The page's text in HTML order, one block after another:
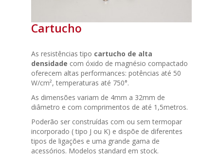
Cartucho
As resistências tipo cartucho de alta
densidade com óxido de magnésio compactado
oferecem altas performances: potências até 50
W/cm², temperaturas até 750°.
As dimensões variam de 4mm a 32mm de
diâmetro e com comprimentos de até 1,5metros.
Poderão ser construídas com ou sem termopar
incorporado ( tipo J ou K) e dispõe de diferentes
tipos de ligações e uma grande gama de
acessórios. Modelos standard em stock.